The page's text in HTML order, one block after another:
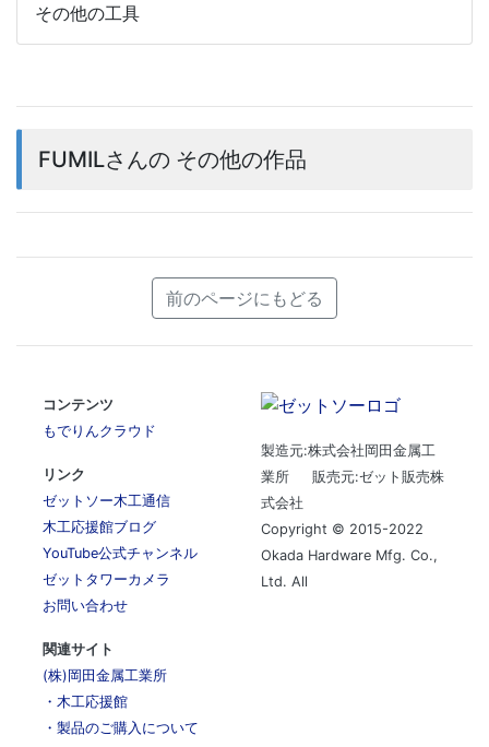
その他の工具
FUMILさんの その他の作品
前のページにもどる
コンテンツ
もでりんクラウド
リンク
ゼットソー木工通信
木工応援館ブログ
YouTube公式チャンネル
ゼットタワーカメラ
お問い合わせ
関連サイト
(株)岡田金属工業所
・木工応援館
・製品のご購入について
製造元:株式会社岡田金属工
業所 販売元:ゼット販売株
式会社
Copyright © 2015-2022
Okada Hardware Mfg. Co.,
Ltd. All